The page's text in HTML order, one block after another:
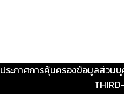
ประกาศการคุ้มครองข้อมูลส่วนบุ